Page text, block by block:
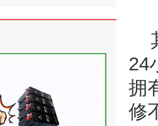
24
拥
修